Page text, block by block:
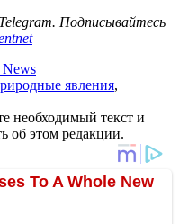
Подписывайтесь
News
явления,
необходимый текст и
об этом редакции.